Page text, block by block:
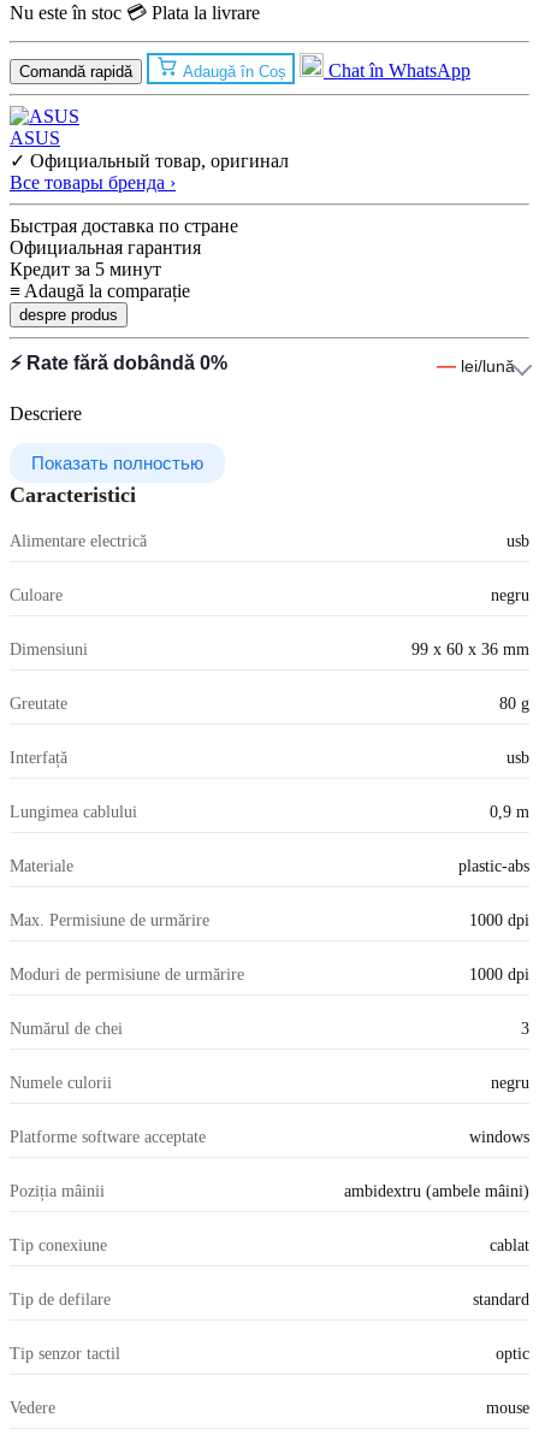
Nu este în stoc 💳 Plata la livrare
Comandă rapidă Adaugă în Coș Chat în WhatsApp
ASUS
✓ Официальный товар, оригинал
Все товары бренда ›
Быстрая доставка по стране
Официальная гарантия
Кредит за 5 минут
≡ Adaugă la comparație
despre produs
⚡ Rate fără dobândă 0% — lei/lună
Descriere
Показать полностью
Caracteristici
Alimentare electrică usb
Culoare negru
Dimensiuni 99 x 60 x 36 mm
Greutate 80 g
Interfață usb
Lungimea cablului 0,9 m
Materiale plastic-abs
Max. Permisiune de urmărire 1000 dpi
Moduri de permisiune de urmărire 1000 dpi
Numărul de chei 3
Numele culorii negru
Platforme software acceptate windows
Poziția mâinii ambidextru (ambele mâini)
Tip conexiune cablat
Tip de defilare standard
Tip senzor tactil optic
Vedere mouse